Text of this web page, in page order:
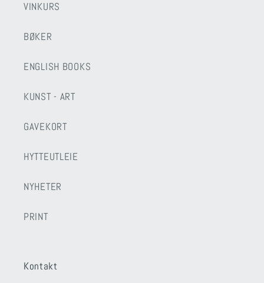
VINKURS
BØKER
ENGLISH BOOKS
KUNST - ART
GAVEKORT
HYTTEUTLEIE
NYHETER
PRINT
Kontakt